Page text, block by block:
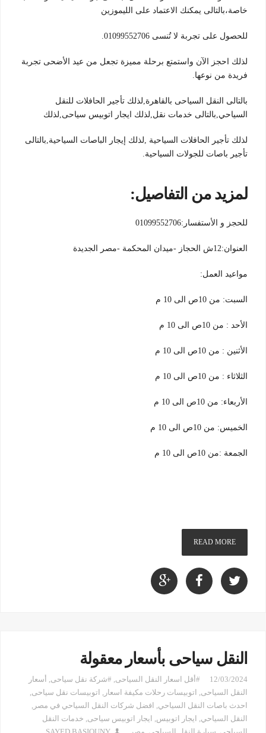
خاصة،بالتالى يمكنك الاعتماد على الليموزين
للحصول على تجربة لا تُنسى 01099552706.
لذلك احجز الآن واستمتع برحلة مميزة تجعل من عيد الأضحى تجربة
فريدة من نوعها.
بالتالى النقل السياحى بالقاهرة,لذلك تأجير الحافلات للنقل
السياحي,بالتالى خدمات نقل,لذلك ايجار اتوبيس سياحى,لذلك
لذلك تأجير الحافلات السياحية ,لذلك إيجار الباصات السياحية,بالتالى
تأجير باصات للجولات السياحية.
لمزيد من التفاصيل:
للحجز و الأستفسار:01099552706
العنوان:12ش الحجاز -ميدان المحكمة -مصر الجديدة
مواعيد العمل:
السبت: من 10ص الى 10 م
الأحد : من 10ص الى 10 م
الأثنين : من 10ص الى 10 م
الثلاثاء : من 10ص الى 10 م
الأربعاء: من 10ص الى 10 م
الخميس: من 10ص الى 10 م
الجمعة :من 10ص الى 10 م
READ MORE
النقل سياحى بأسعار معقولة
12/03/2024 #أقل اسعار النقل السياحى, #شركة نقل سياحى, أسعار
النقل السياحى, اتوبيسات رحلات مكيفة اسعار , اتوبيسات نقل سياحى,
احدث باصات النقل السياحي, افضل شركات النقل السياحي في مصر ,
النقل السياحي, ايجار اتوبيس, ايجار اتوبيس سياحى, خدمات النقل